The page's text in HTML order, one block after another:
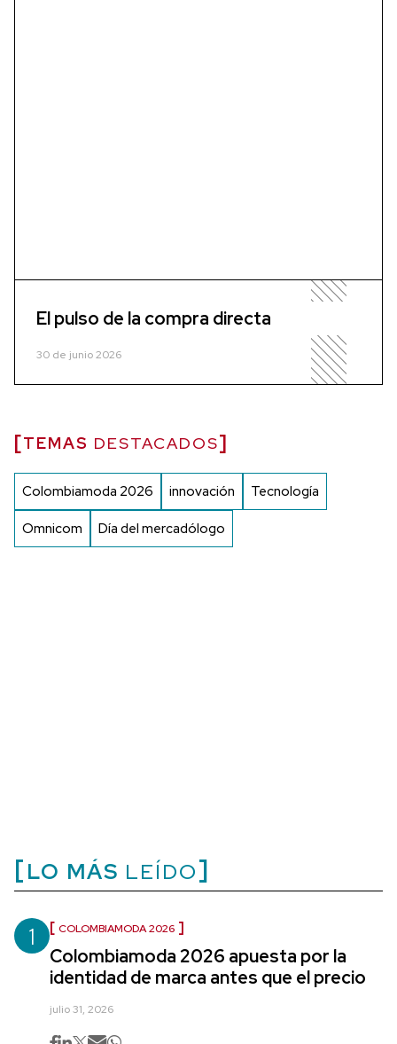
El pulso de la compra directa
30 de junio 2026
TEMAS DESTACADOS
Colombiamoda 2026 innovación Tecnología
Omnicom Día del mercadólogo
LO MÁS LEÍDO
1 COLOMBIAMODA 2026
Colombiamoda 2026 apuesta por la
identidad de marca antes que el precio
julio 31, 2026